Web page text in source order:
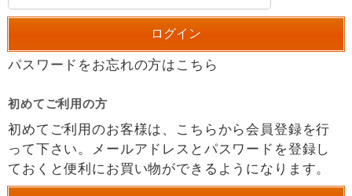
パスワードをお忘れの方はこちら
初めてご利用の方
初めてご利用のお客様は、こちらから会員登録を行
って下さい。メールアドレスとパスワードを登録し
ておくと便利にお買い物ができるようになります。